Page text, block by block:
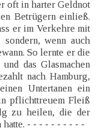
oft in harter Geldnot
Betrügern einließ.
er im Verkehre mit
wenn auch
So lernte er die
das Glasmachen
nach Hamburg,
Untertanen ein
pflichttreuem Fleiß
zu heilen, die der
hatte. - - - - - - - - - -